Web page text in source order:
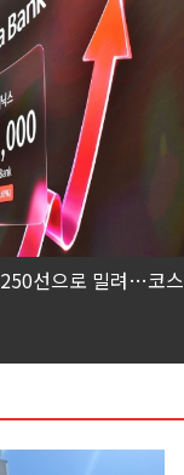
선으로 밀려…코